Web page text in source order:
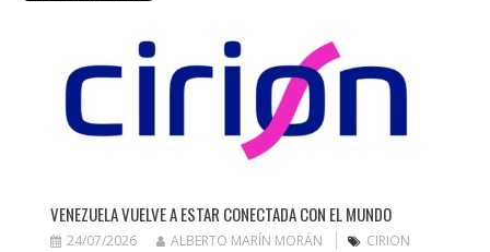
VENEZUELA VUELVE A ESTAR CONECTADA CON EL MUNDO
24/07/2026 ALBERTO MARÍN MORÁN
CIRION